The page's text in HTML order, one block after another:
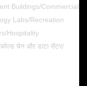
Buildings/Commercial
Labs/Recreation
Hospitality
चेन और डाटा सेंटर/